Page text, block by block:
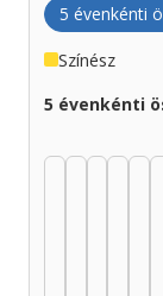
5 évenkénti
Színész
5 évenkénti